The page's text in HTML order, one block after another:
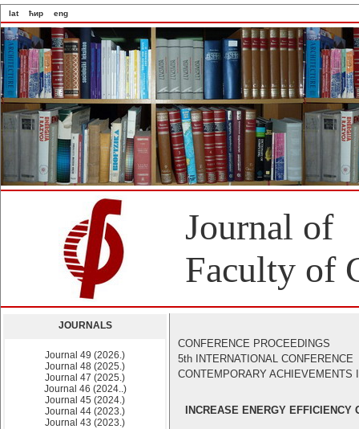
lat ћир eng
Journal of
Faculty of
JOURNALS
Journal 49 (2026.)
Journal 48 (2025.)
Journal 47 (2025.)
Journal 46 (2024..)
Journal 45 (2024.)
Journal 44 (2023.)
Journal 43 (2023.)
CONFERENCE PROCEEDINGS
5th INTERNATIONAL CONFERENCE
CONTEMPORARY ACHIEVEMENTS
INCREASE ENERGY